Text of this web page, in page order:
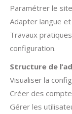
Paramétrer le
Adapter langue
Travaux
configuration.
Structure de
Visualiser la
Créer des
Gérer les